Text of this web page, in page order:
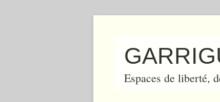
Espaces de liberté,